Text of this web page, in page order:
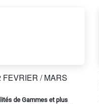
FEVRIER / MARS
de Gammes et plus